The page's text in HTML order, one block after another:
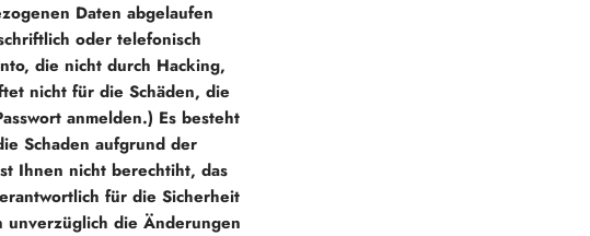
Daten abgelaufen
oder telefonisch
die nicht durch Hacking,
nicht für die Schäden, die
anmelden.) Es besteht
Schaden aufgrund der
Ihnen nicht berechtiht, das
für die Sicherheit
unverzüglich die Änderungen